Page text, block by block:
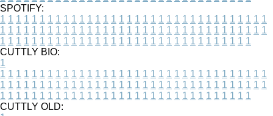
SPOTIFY:
1 1 1 1 1 1 1 1 1 1 1 1 1 1 1 1 1 1 1 1 1 1 1 1 1 1 1 1 1 1 1 1 1 1
1 1 1 1 1 1 1 1 1 1 1 1 1 1 1 1 1 1 1 1 1 1 1 1 1 1 1 1 1 1 1 1 1 1
1 1 1 1 1 1 1 1 1 1 1 1 1 1 1 1 1 1 1 1 1 1 1 1 1 1 1 1 1 1 1 1
CUTTLY BIO:
1
1 1 1 1 1 1 1 1 1 1 1 1 1 1 1 1 1 1 1 1 1 1 1 1 1 1 1 1 1 1 1 1 1 1
1 1 1 1 1 1 1 1 1 1 1 1 1 1 1 1 1 1 1 1 1 1 1 1 1 1 1 1 1 1 1 1 1 1
1 1 1 1 1 1 1 1 1 1 1 1 1 1 1 1 1 1 1 1 1 1 1 1 1 1 1 1 1 1 1 1
CUTTLY OLD: